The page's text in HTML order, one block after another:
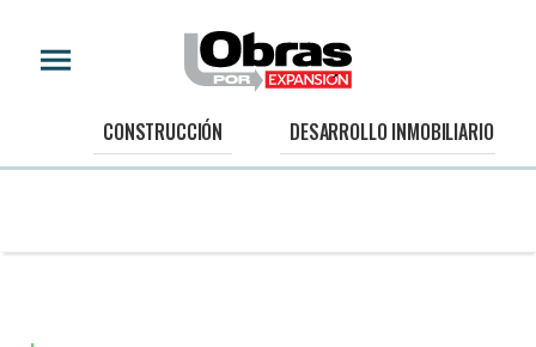
CONSTRUCCIÓN DESARROLLO INMOBILIARIO